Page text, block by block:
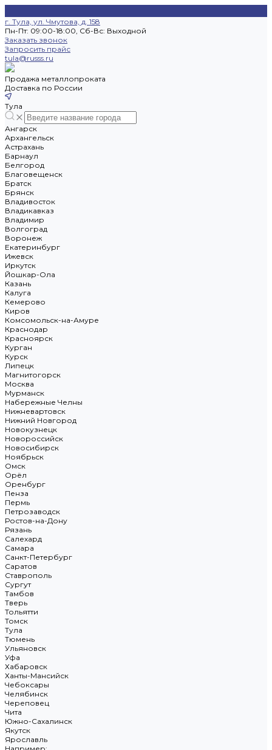
г. Тула, ул. Чмутова, д. 158
Пн-Пт: 09:00-18:00, Cб-Вс: Выходной
Заказать звонок
Запросить прайс
tula@russs.ru
Продажа металлопроката
Доставка по России
Тула
Ангарск
Архангельск
Астрахань
Барнаул
Белгород
Благовещенск
Братск
Брянск
Владивосток
Владикавказ
Владимир
Волгоград
Воронеж
Екатеринбург
Ижевск
Иркутск
Йошкар-Ола
Казань
Калуга
Кемерово
Киров
Комсомольск-на-Амуре
Краснодар
Красноярск
Курган
Курск
Липецк
Магнитогорск
Москва
Мурманск
Набережные Челны
Нижневартовск
Нижний Новгород
Новокузнецк
Новороссийск
Новосибирск
Ноябрьск
Омск
Орёл
Оренбург
Пенза
Пермь
Петрозаводск
Ростов-на-Дону
Рязань
Салехард
Самара
Санкт-Петербург
Саратов
Ставрополь
Сургут
Тамбов
Тверь
Тольятти
Томск
Тула
Тюмень
Ульяновск
Уфа
Хабаровск
Ханты-Мансийск
Чебоксары
Челябинск
Череповец
Чита
Южно-Сахалинск
Якутск
Ярославль